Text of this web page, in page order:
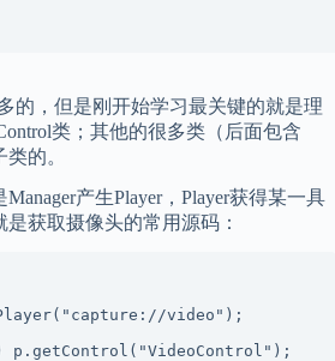
的，但是刚开始学习最关键的就是理
类；其他的很多类（后面包含
的。
产生Player，Player获得某一具
获取摄像头的常用源码：
video");
p.getControl("VideoControl");